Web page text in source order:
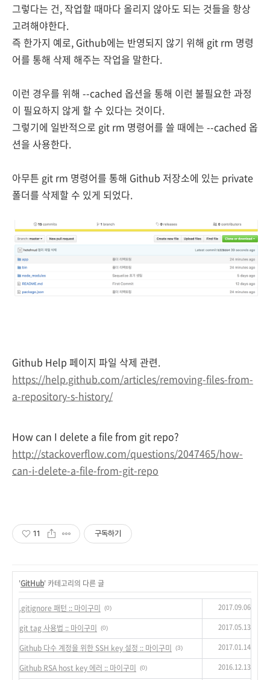
그렇다는 건, 작업할 때마다 올리지 않아도 되는 것들을 항상
고려해야한다.
즉 한가지 예로, Github에는 반영되지 않기 위해 git rm 명령
어를 통해 삭제 해주는 작업을 말한다.
이런 경우를 위해 --cached 옵션을 통해 이런 불필요한 과정
이 필요하지 않게 할 수 있다는 것이다.
그렇기에 일반적으로 git rm 명령어를 쓸 때에는 --cached 옵
션을 사용한다.
아무튼 git rm 명령어를 통해 Github 저장소에 있는 private
폴더를 삭제할 수 있게 되었다.
Github Help 페이지 파일 삭제 관련.
https://help.github.com/articles/removing-files-from-
a-repository-s-history/
How can I delete a file from git repo?
http://stackoverflow.com/questions/2047465/how-
can-i-delete-a-file-from-git-repo
11 구독하기
'GitHub' 카테고리의 다른 글
.gitignore 패턴 :: 마이구미 (0) 2017.09.06
git tag 사용법 :: 마이구미 (0) 2017.05.13
Github 다수 계정을 위한 SSH key 설정 :: 마이구미 (3) 2017.01.14
Github RSA host key 에러 :: 마이구미 (0) 2016.12.13